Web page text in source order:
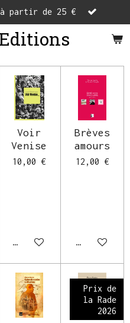
partir de 25 €
Voir
Venise
10,00 €
Ajouter au panier
Brèves
amours
12,00 €
Ajouter au
Prix de
la Rade
2026